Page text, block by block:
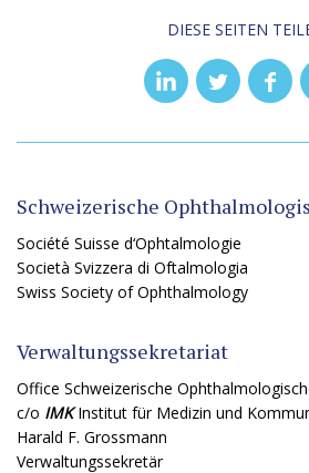
DIESE SEITEN
Schweizerische
Société Suisse d‘Ophtalmologie
Società Svizzera di Oftalmologia
Swiss Society of Ophthalmology
Verwaltungssekretariat
Office Schweizerische
c/o IMKInstitut für Medizin und
Harald F. Grossmann
Verwaltungssekretär